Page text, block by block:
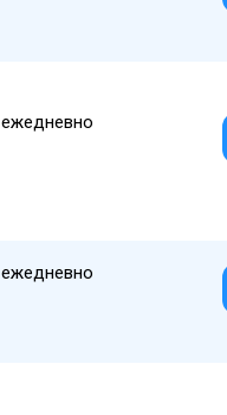
ежедневно
ежедневно